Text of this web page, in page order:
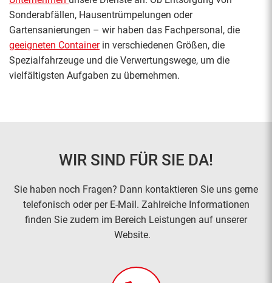
Sonderabfällen, Hausentrümpelungen oder
Gartensanierungen – wir haben das Fachpersonal, die
geeigneten Containerin verschiedenen Größen, die
Spezialfahrzeuge und die Verwertungswege, um die
vielfältigsten Aufgaben zu übernehmen.
WIR SIND FÜR SIE DA!
Sie haben noch Fragen? Dann kontaktieren Sie uns gerne
telefonisch oder per E-Mail. Zahlreiche Informationen
finden Sie zudem im Bereich Leistungen auf unserer
Website.